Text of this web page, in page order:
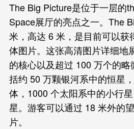
The Big Picture是位于一层的
Space展厅的亮点之一。The
米，高达 6 米，是目前可以获
体图片。这张高清图片详细地
的核心以及超过 100 万个的
括约 50 万颗银河系中的恒星
体，1000 个太阳系中的小行
星。游客可以通过 18 米外的
片。